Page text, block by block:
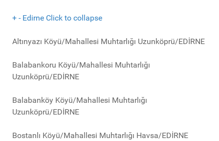
+ - Edirne Click to collapse
Altınyazı Köyü/Mahallesi Muhtarlığı Uzunköprü/EDİRNE
Balabankoru Köyü/Mahallesi Muhtarlığı
Uzunköprü/EDİRNE
Balabanköy Köyü/Mahallesi Muhtarlığı
Uzunköprü/EDİRNE
Bostanlı Köyü/Mahallesi Muhtarlığı Havsa/EDİRNE